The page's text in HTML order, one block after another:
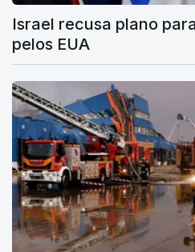
Israel recusa plano
pelos EUA